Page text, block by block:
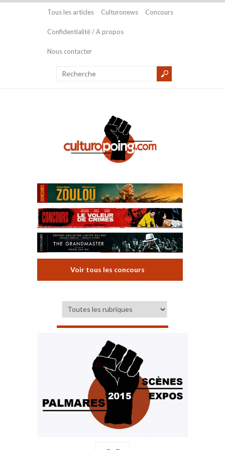
Tous les articles Culturonews Concours
Confidentialité / A propos
Nous contacter
Voir tous les concours